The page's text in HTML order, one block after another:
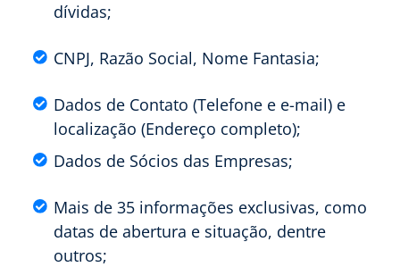
dívidas;
CNPJ, Razão Social, Nome Fantasia;
Dados de Contato (Telefone e e-mail) e
localização (Endereço completo);
Dados de Sócios das Empresas;
Mais de 35 informações exclusivas, como
datas de abertura e situação, dentre
outros;